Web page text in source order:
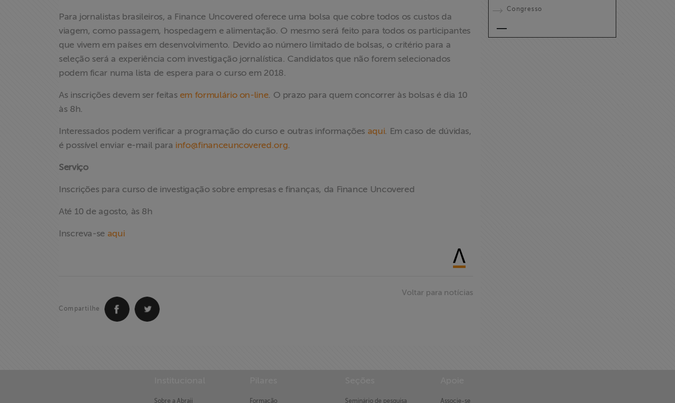
>> Conteúdo
exclusivo para
Para jornalistas brasileiros, a Finance Uncovered oferece uma bolsa que cobre todos os custos da
viagem, como passagem, hospedagem e alimentação. O mesmo será feito para todos os participantes
que vivem em países em desenvolvimento. Devido ao número limitado de bolsas, o critério para a
seleção será a experiência com investigação jornalística. Candidatos que não forem selecionados
podem ficar numa lista de espera para o curso em 2018.
As inscrições devem ser feitas em formulário on-line. O prazo para quem concorrer às bolsas é dia 10
às 8h.
Interessados podem verificar a programação do curso e outras informações aqui. Em caso de dúvidas,
é possível enviar e-mail para info@financeuncovered.org.
Serviço
Inscrições para curso de investigação sobre empresas e finanças, da Finance Uncovered
Até 10 de agosto, às 8h
Inscreva-se aqui
Compartilhe
Voltar para notícias
Congresso
Sobre a Abraji Formação Seminário de pesquisa Associe-se